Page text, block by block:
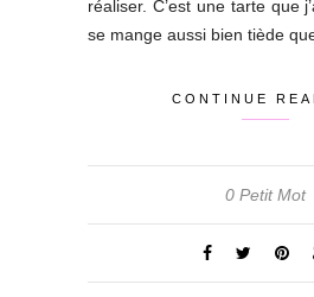
réaliser. C’est une tarte que
se mange aussi bien tiède
CONTINUE
0 Petit Mot